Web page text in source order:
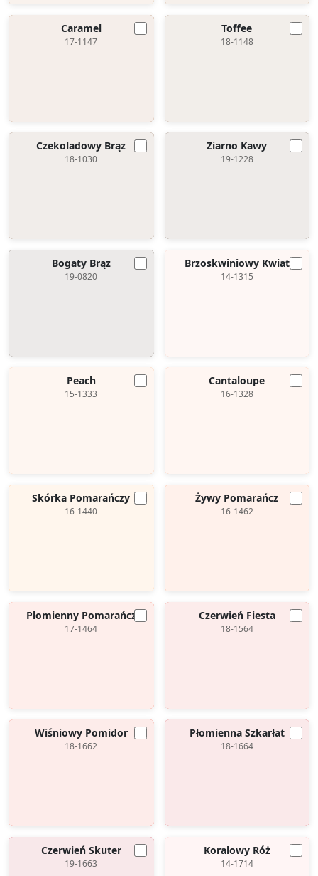
Caramel
17-1147
Toffee
18-1148
Czekoladowy Brąz
18-1030
Ziarno Kawy
19-1228
Bogaty Brąz
19-0820
Brzoskwiniowy Kwiat
14-1315
Peach
15-1333
Cantaloupe
16-1328
Skórka Pomarańczy
16-1440
Żywy Pomarańcz
16-1462
Płomienny Pomarańcz
17-1464
Czerwień Fiesta
18-1564
Wiśniowy Pomidor
18-1662
Płomienna Szkarłat
18-1664
Czerwień Skuter
19-1663
Koralowy Róż
14-1714